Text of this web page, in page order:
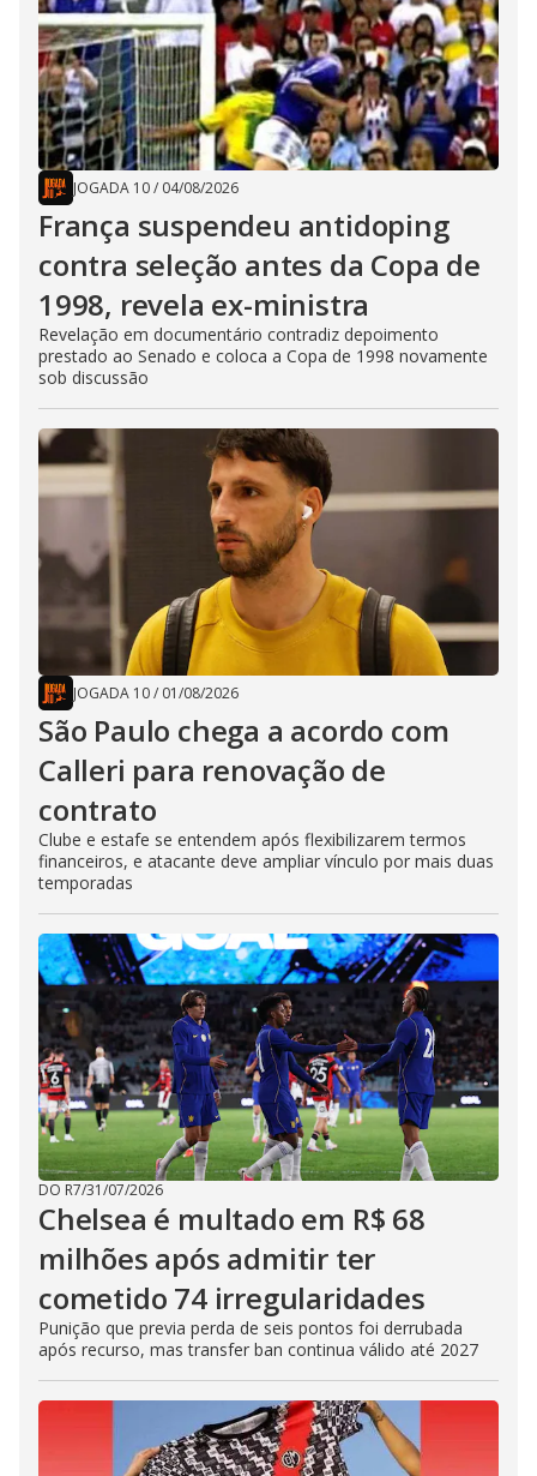
JOGADA 10/ 04/08/2026
França suspendeu antidoping
contra seleção antes da Copa de
1998, revela ex-ministra
Revelação em documentário contradiz depoimento
prestado ao Senado e coloca a Copa de 1998 novamente
sob discussão
JOGADA 10/ 01/08/2026
São Paulo chega a acordo com
Calleri para renovação de
contrato
Clube e estafe se entendem após flexibilizarem termos
financeiros, e atacante deve ampliar vínculo por mais duas
temporadas
DO R7/31/07/2026
Chelsea é multado em R$ 68
milhões após admitir ter
cometido 74 irregularidades
Punição que previa perda de seis pontos foi derrubada
após recurso, mas transfer ban continua válido até 2027